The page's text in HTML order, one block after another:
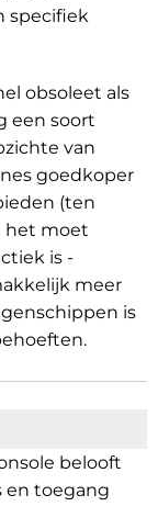
specifiek
obsoleet als
een soort
van
goedkoper
(ten
het moet
is -
meer
is
Telegram
belooft
toegang